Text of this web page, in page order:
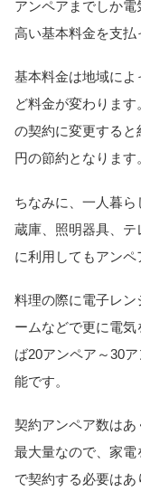
アンペアまでしか
高い基本料金を支払
基本料金は地域によ
ど料金が変わりま
の契約に変更すると
円の節約となります
ちなみに、一人暮
蔵庫、照明器具、
に利用してもアンペ
料理の際に電子レ
ームなどで更に電
ば20アンペア～30
能です。
契約アンペア数は
最大量なので、家
で契約する必要はあ